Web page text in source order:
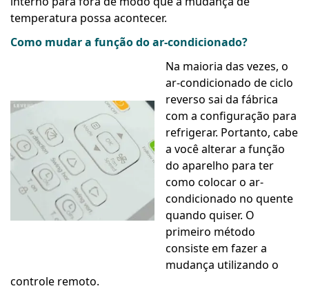
temperatura possa acontecer.
Como mudar a função do ar-condicionado?
Na maioria das vezes, o
ar-condicionado de ciclo
reverso sai da fábrica
com a configuração para
refrigerar. Portanto, cabe
a você alterar a função
do aparelho para ter
como colocar o ar-
condicionado no quente
quando quiser. O
primeiro método
consiste em fazer a
mudança utilizando o
controle remoto.